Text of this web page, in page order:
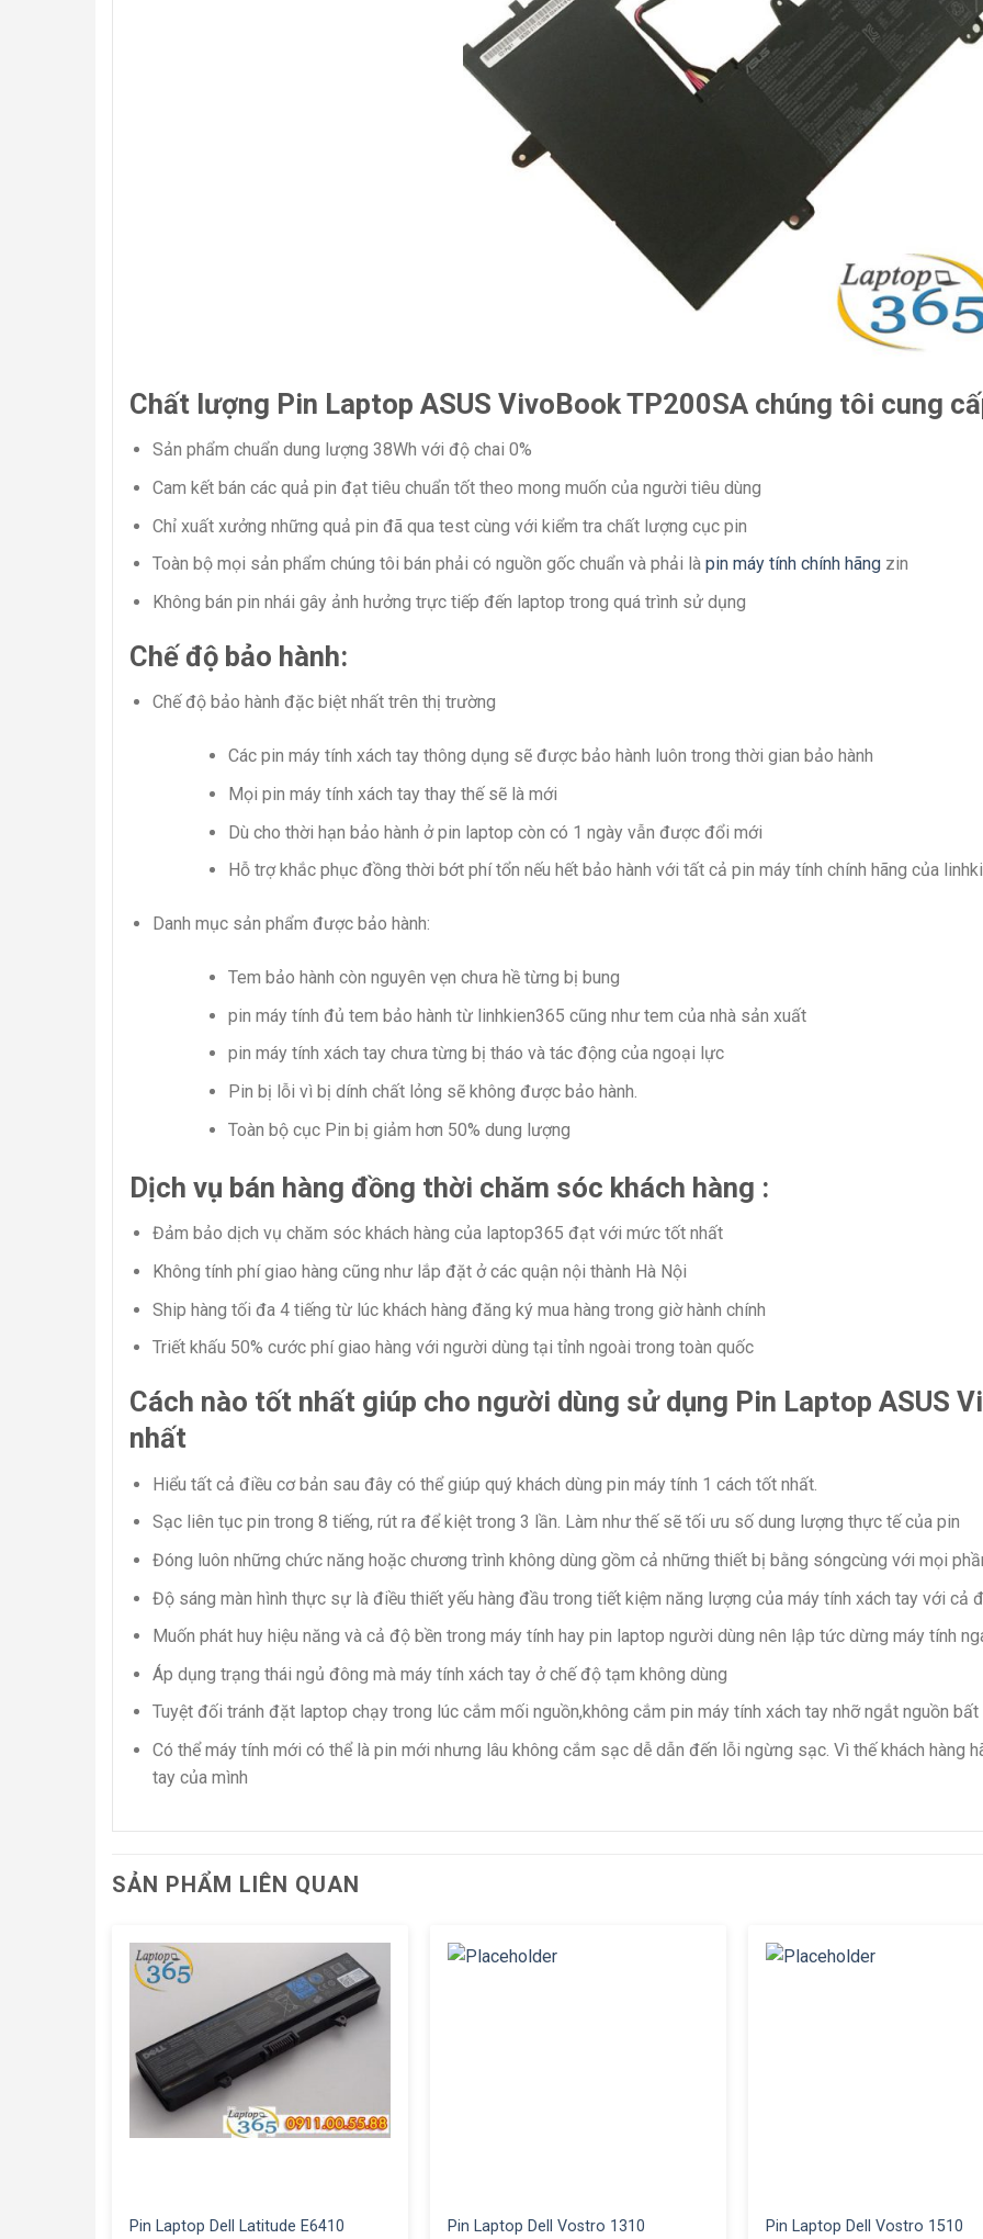
Chất lượng Pin Laptop ASUS VivoBook TP200SA chúng tôi cung
Sản phẩm chuẩn dung lượng 38Wh với độ chai 0%
Cam kết bán các quả pin đạt tiêu chuẩn tốt theo mong muốn của người tiêu dùng
Chỉ xuất xưởng những quả pin đã qua test cùng với kiểm tra chất lượng cục pin
Toàn bộ mọi sản phẩm chúng tôi bán phải có nguồn gốc chuẩn và phải là pin máy tính chính hãngzin
Không bán pin nhái gây ảnh hưởng trực tiếp đến laptop trong quá trình sử dụng
Chế độ bảo hành:
Chế độ bảo hành đặc biệt nhất trên thị trường
Các pin máy tính xách tay thông dụng sẽ được bảo hành luôn trong thời gian bảo hành
Mọi pin máy tính xách tay thay thế sẽ là mới
Dù cho thời hạn bảo hành ở pin laptop còn có 1 ngày vẫn được đổi mới
Hỗ trợ khắc phục đồng thời bớt phí tổn nếu hết bảo hành với tất cả pin máy tính chính hãng của
Danh mục sản phẩm được bảo hành:
Tem bảo hành còn nguyên vẹn chưa hề từng bị bung
pin máy tính đủ tem bảo hành từ linhkien365 cũng như tem của nhà sản xuất
pin máy tính xách tay chưa từng bị tháo và tác động của ngoại lực
Pin bị lỗi vì bị dính chất lỏng sẽ không được bảo hành.
Toàn bộ cục Pin bị giảm hơn 50% dung lượng
Dịch vụ bán hàng đồng thời chăm sóc khách hàng :
Đảm bảo dịch vụ chăm sóc khách hàng của laptop365 đạt với mức tốt nhất
Không tính phí giao hàng cũng như lắp đặt ở các quận nội thành Hà Nội
Ship hàng tối đa 4 tiếng từ lúc khách hàng đăng ký mua hàng trong giờ hành chính
Triết khấu 50% cước phí giao hàng với người dùng tại tỉnh ngoài trong toàn quốc
Cách nào tốt nhất giúp cho người dùng sử dụng Pin Laptop ASUS
nhất
Hiểu tất cả điều cơ bản sau đây có thể giúp quý khách dùng pin máy tính 1 cách tốt nhất.
Sạc liên tục pin trong 8 tiếng, rút ra để kiệt trong 3 lần. Làm như thế sẽ tối ưu số dung lượng thực tế của pin
Đóng luôn những chức năng hoặc chương trình không dùng gồm cả những thiết bị bằng sóngcùng với mọi
Độ sáng màn hình thực sự là điều thiết yếu hàng đầu trong tiết kiệm năng lượng của máy tính xách tay với cả
Muốn phát huy hiệu năng và cả độ bền trong máy tính hay pin laptop người dùng nên lập tức dừng máy tính
Áp dụng trạng thái ngủ đông mà máy tính xách tay ở chế độ tạm không dùng
Tuyệt đối tránh đặt laptop chạy trong lúc cắm mối nguồn,không cắm pin máy tính xách tay nhỡ ngắt nguồn
Có thể máy tính mới có thể là pin mới nhưng lâu không cắm sạc dễ dẫn đến lỗi ngừng sạc. Vì thế khách hàng
tay của mình
SẢN PHẨM LIÊN QUAN
Pin Laptop Dell Latitude E6410 Pin Laptop Dell Vostro 1310 Pin Laptop Dell Vostro 1510